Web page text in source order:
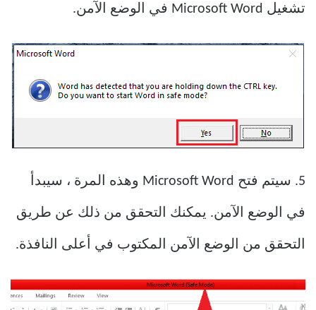
تشغيل Microsoft Word في الوضع الآمن.
5. سيتم فتح Microsoft Word وهذه المرة ، سيبدأ
في الوضع الآمن. يمكنك التحقق من ذلك عن طريق
التحقق من الوضع الآمن المكتوب في أعلى النافذة.